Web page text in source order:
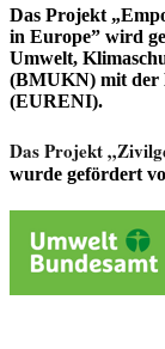
Das Projekt
in Europe” wird
Umwelt,
(BMUKN) mit der
(EURENI).
Das Projekt„
wurde gefördert